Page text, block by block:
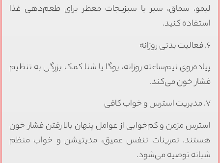
لیمو، سماق، سیر یا سبزیجات معطر برای طعم‌دهی غذا
استفاده کنید.
۶. فعالیت بدنی روزانه
پیاده‌روی نیم‌ساعته روزانه، یوگا یا شنا کمک بزرگی به تنظیم
فشار خون می‌کند.
۷. مدیریت استرس و خواب کافی
استرس مزمن و کم‌خوابی از عوامل پنهان بالا رفتن فشار خون
هستند. تمرینات تنفس عمیق، مدیتیشن و خواب منظم
شبانه توصیه می‌شود.